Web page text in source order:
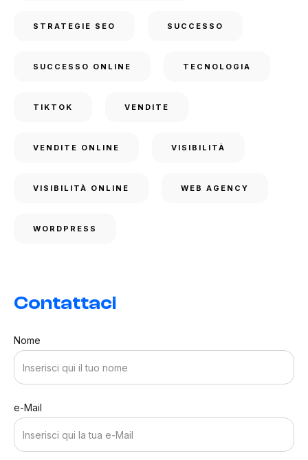
STRATEGIE SEO SUCCESSO
SUCCESSO ONLINE TECNOLOGIA
TIKTOK VENDITE
VENDITE ONLINE VISIBILITÀ
VISIBILITÀ ONLINE WEB AGENCY
WORDPRESS
Contattaci
Nome
e-Mail